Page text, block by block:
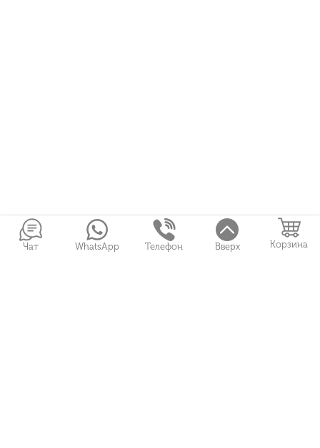
Чат WhatsApp Телефон Вверх Корзина